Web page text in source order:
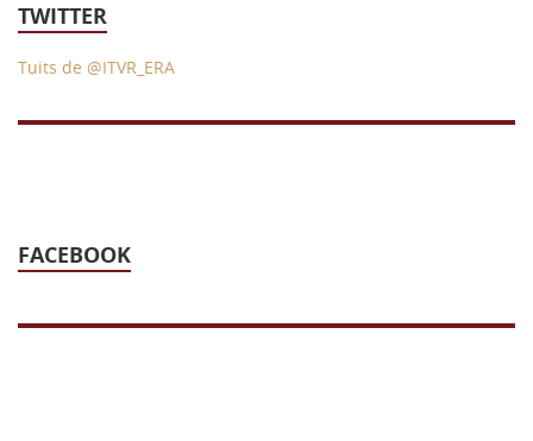
TWITTER
Tuits de @ITVR_ERA
FACEBOOK